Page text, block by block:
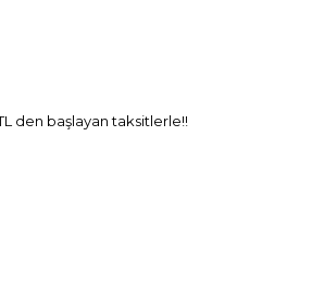
den başlayan taksitlerle!!